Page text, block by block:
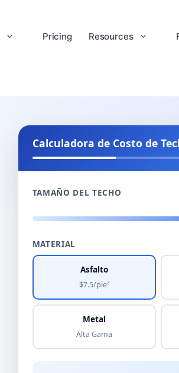
Pricing Resources
Calculadora de Costo de
TAMAÑO DEL TECHO
MATERIAL
Asfalto
$7.5/pie²
Metal
Alta Gama